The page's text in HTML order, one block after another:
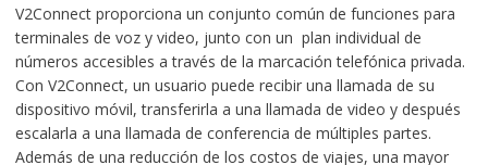
V2Connect proporciona un conjunto común de funciones para
terminales de voz y video, junto con un plan individual de
números accesibles a través de la marcación telefónica privada.
Con V2Connect, un usuario puede recibir una llamada de su
dispositivo móvil, transferirla a una llamada de video y después
escalarla a una llamada de conferencia de múltiples partes.
Además de una reducción de los costos de viajes, una mayor